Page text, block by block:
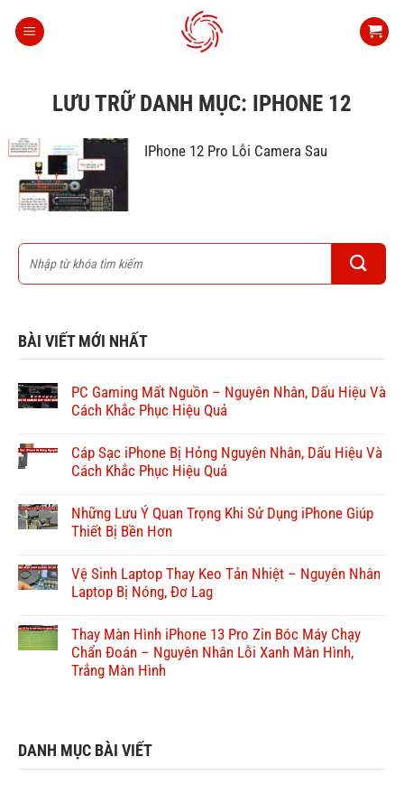
qua
LƯU TRỮ DANH MỤC: IPHONE 12
IPhone 12 Pro Lỗi Camera Sau
BÀI VIẾT MỚI NHẤT
PC Gaming Mất Nguồn – Nguyên Nhân, Dấu Hiệu Và
Cách Khắc Phục Hiệu Quả
Cáp Sạc iPhone Bị Hỏng Nguyên Nhân, Dấu Hiệu Và
Cách Khắc Phục Hiệu Quả
Những Lưu Ý Quan Trọng Khi Sử Dụng iPhone Giúp
Thiết Bị Bền Hơn
Vệ Sinh Laptop Thay Keo Tản Nhiệt – Nguyên Nhân
Laptop Bị Nóng, Đơ Lag
Thay Màn Hình iPhone 13 Pro Zin Bóc Máy Chạy
Chẩn Đoán – Nguyên Nhân Lỗi Xanh Màn Hình,
Trắng Màn Hình
DANH MỤC BÀI VIẾT